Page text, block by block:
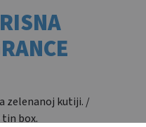
zelenanoj kutiji. /
box.